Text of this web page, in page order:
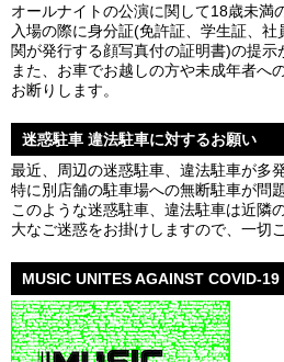
オールナイトの公演に関して18歳未満
入場の際に身分証(免許証、学生証、
関が発行する顔写真付の証明書)の提示
また、お車でお越しの方や未成年者へ
お断りします。
迷惑駐車 違法駐車に対するお願い
最近、周辺の迷惑駐車、違法駐車が多
特に別店舗の駐車場への無断駐車が問
このような迷惑駐車、違法駐車は近隣
大なご迷惑をお掛けしますので、一切
MUSIC UNITES AGAINST COVID-19